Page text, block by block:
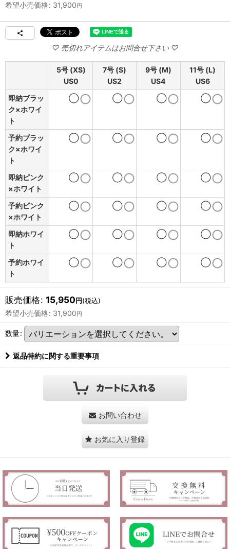
希望小売価格: 31,900 円
5号 (XS)
US0
7号 (S)
US2
9号 (M)
US4
11号 (L)
US6
即納ブラッ
ク×ホワイ
ト
◯ ◯ ◯ ◯
予約ブラッ
ク×ホワイ
ト
◯ ◯ ◯ ◯
即納ピンク
×ホワイト
◯ ◯ ◯ ◯
予約ピンク
×ホワイト
◯ ◯ ◯ ◯
即納ホワイ
ト
◯ ◯ ◯ ◯
予約ホワイ
ト
◯ ◯ ◯ ◯
販売価格: 15,950円(税込)
希望小売価格: 31,900 円
数量:
返品特約に関する重要事項
お問い合わせ
お気に入り登録